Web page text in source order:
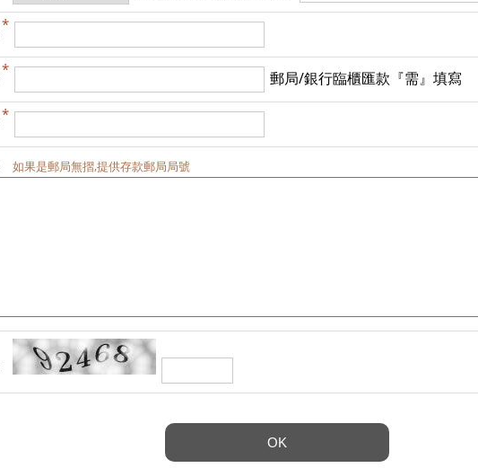
郵局/銀行臨櫃匯款『需』填寫
如果是郵局無摺,提供存款郵局局號